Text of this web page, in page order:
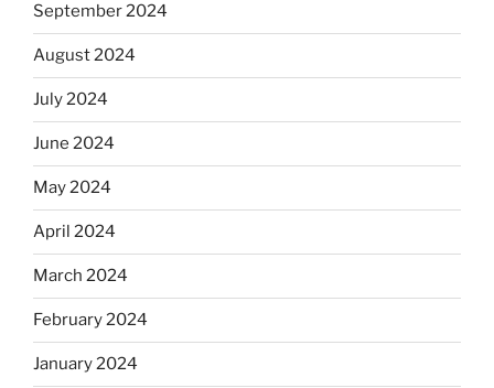
September 2024
August 2024
July 2024
June 2024
May 2024
April 2024
March 2024
February 2024
January 2024